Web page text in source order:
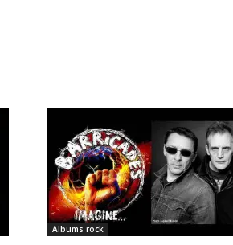
Albums rock